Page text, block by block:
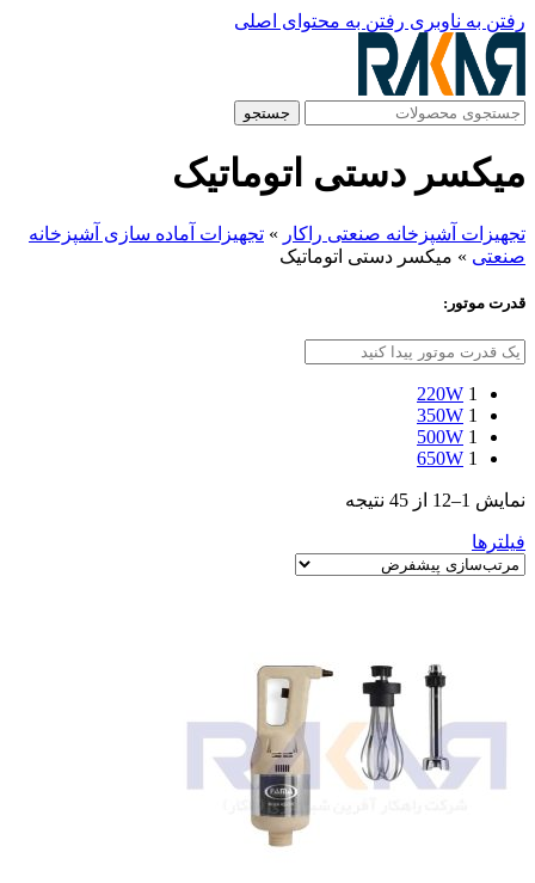
رفتن به ناوبری رفتن به محتوای اصلی
جستجو
میکسر دستی اتوماتیک
تجهیزات آشپزخانه صنعتی راکار » تجهیزات آماده سازی آشپزخانه
صنعتی » میکسر دستی اتوماتیک
قدرت موتور:
220W 1
350W 1
500W 1
650W 1
نمایش 1–12 از 45 نتیجه
فیلترها